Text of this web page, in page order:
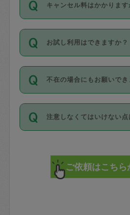
日本語も話せる方など様
ールに記載していますの
を依頼してください。
現場トライアルを受け、
ジさんが活動されていま
※テストセンターの講評
参考
【詳細】タスカジ
です。作業中に物を壊し
をさせたりした場合が対
す。
写真を撮り、
詳細FAQ：
損害賠償保
以降）の日時から受付可
す。
タスカジさんへ「募集」
可能です。
キャンセル料はかかります
キャンセル料には、以
す。
1. 直前キャンセル（定期
共通）
72時間を超える※と、以
料が発生します。
直前キャンセル料：
72時間前〜24時間前＝
お試し利用はできますか？
「お試し利用」というメ
せんが、「一回のみ」依
とによって、気に入った
まず、条件の合う気にな
みてください。
その後、一番気に入った
不在の場合にもお願いでき
不在の場合の作業はタス
が必要です。数回の依頼
ジさんと依頼者の間で十
てください。
不在時に部屋に入るため
注意しなくてはいけない点
で、必ず鍵のかかるロッ
れて依頼者の責任の元管
けてください。